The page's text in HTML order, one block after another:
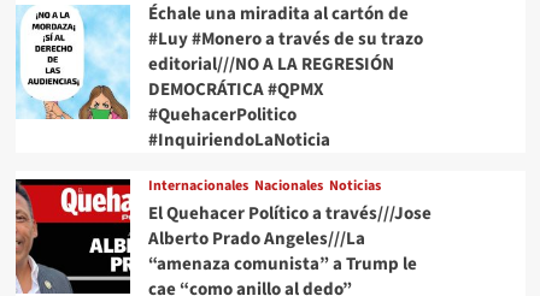
Échale una miradita al cartón de
#Luy #Monero a través de su trazo
editorial///NO A LA REGRESIÓN
DEMOCRÁTICA #QPMX
#QuehacerPolitico
#InquiriendoLaNoticia
Internacionales Nacionales Noticias
El Quehacer Político a través///Jose
Alberto Prado Angeles///La
“amenaza comunista” a Trump le
cae “como anillo al dedo”